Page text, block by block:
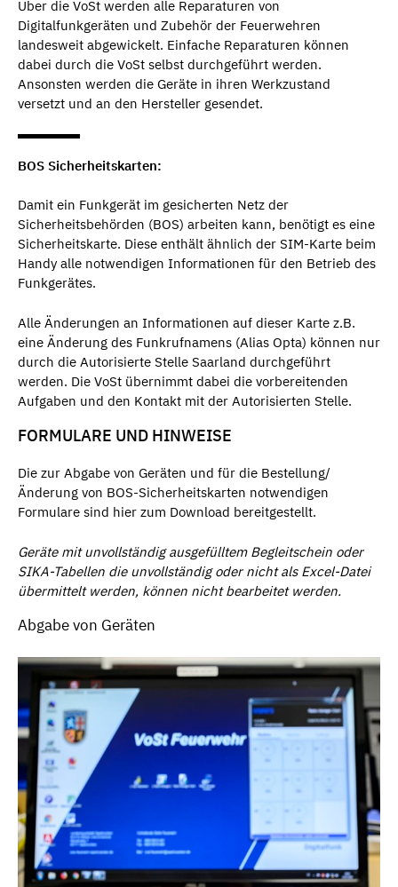
Über die VoSt werden alle Reparaturen von
Digitalfunkgeräten und Zubehör der Feuerwehren
landesweit abgewickelt. Einfache Reparaturen können
dabei durch die VoSt selbst durchgeführt werden.
Ansonsten werden die Geräte in ihren Werkzustand
versetzt und an den Hersteller gesendet.
BOS Sicherheitskarten:
Damit ein Funkgerät im gesicherten Netz der
Sicherheitsbehörden (BOS) arbeiten kann, benötigt es eine
Sicherheitskarte. Diese enthält ähnlich der SIM-Karte beim
Handy alle notwendigen Informationen für den Betrieb des
Funkgerätes.
Alle Änderungen an Informationen auf dieser Karte z.B.
eine Änderung des Funkrufnamens (Alias Opta) können nur
durch die Autorisierte Stelle Saarland durchgeführt
werden. Die VoSt übernimmt dabei die vorbereitenden
Aufgaben und den Kontakt mit der Autorisierten Stelle.
FORMULARE UND HINWEISE
Die zur Abgabe von Geräten und für die Bestellung/
Änderung von BOS-Sicherheitskarten notwendigen
Formulare sind hier zum Download bereitgestellt.
Geräte mit unvollständig ausgefülltem Begleitschein oder
SIKA-Tabellen die unvollständig oder nicht als Excel-Datei
übermittelt werden, können nicht bearbeitet werden.
Abgabe von Geräten